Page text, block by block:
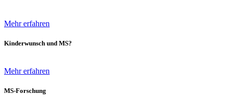
Mehr erfahren
Kinderwunsch und MS?
Mehr erfahren
MS-Forschung